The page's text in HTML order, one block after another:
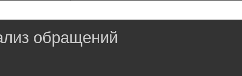
обращений